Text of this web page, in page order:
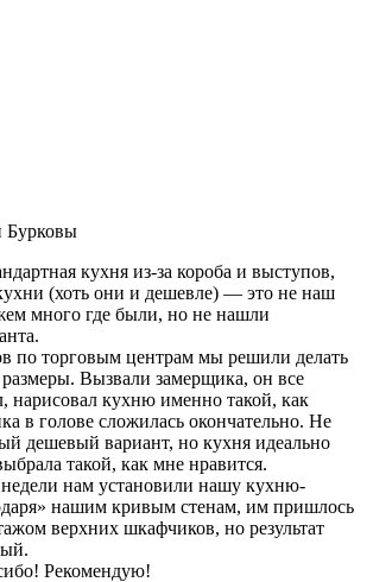
Бурковы
кухня из-за короба и выступов,
(хоть они и дешевле) — это не наш
много где были, но не нашли
по торговым центрам мы решили делать
Вызвали замерщика, он все
нарисовал кухню именно такой, как
в голове сложилась окончательно. Не
дешевый вариант, но кухня идеально
такой, как мне нравится.
нам установили нашу кухню-
нашим кривым стенам, им пришлось
верхних шкафчиков, но результат
Рекомендую!